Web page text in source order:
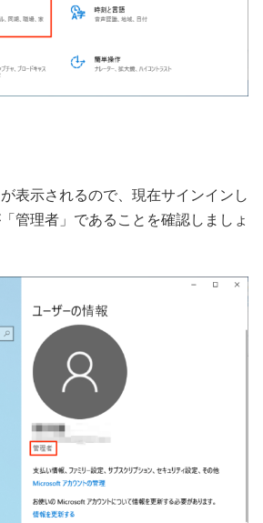
表示されるので、現在サインインし
管理者」であることを確認しましょ